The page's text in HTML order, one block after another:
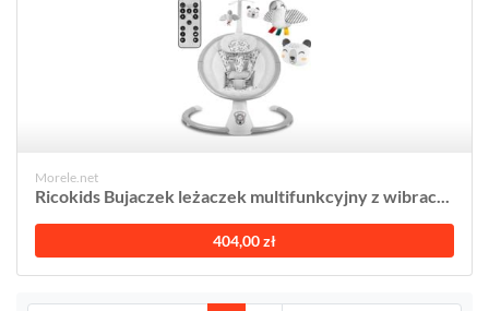
Morele.net
Ricokids Bujaczek leżaczek multifunkcyjny z wibrac...
404,00 zł